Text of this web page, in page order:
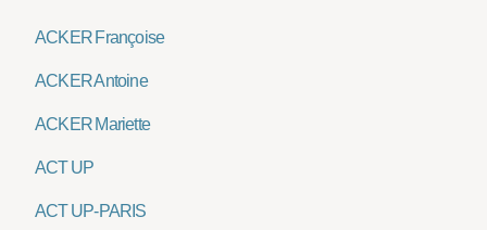
ACKER Françoise
ACKER Antoine
ACKER Mariette
ACT UP
ACT UP-PARIS